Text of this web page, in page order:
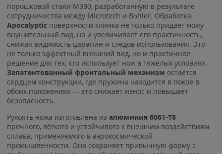
порошковой стали M390, разработанную в результате
сотрудничества между Microtech и Böhler. Обработка
Apocalyptic поверхности клинка не только придаёт ножу
внушительный вид, но и увеличивает его практичность,
снижая видимость царапин и следов использования. Это
не только эффектный внешний вид, но и практичное
решение для тех, кто использует нож в тяжёлых условиях.
Запатентованный фронтальный механизм остаётся
сердцем конструкции, где пружина находится в покое в
обоих положениях — это снижает износ и повышает
безопасность.
Рукоять ножа изготовлена из алюминия 6061-T6 —
прочного, лёгкого и устойчивого к внешним воздействиям
сплава, применяемого в аэрокосмической
промышленности. Она сохраняет привычную форму с